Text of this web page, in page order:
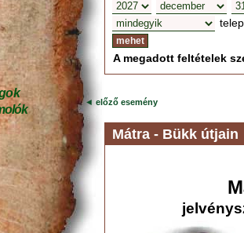
A megadott feltételek
◄ előző esemény
Mátra - Bükk útjain